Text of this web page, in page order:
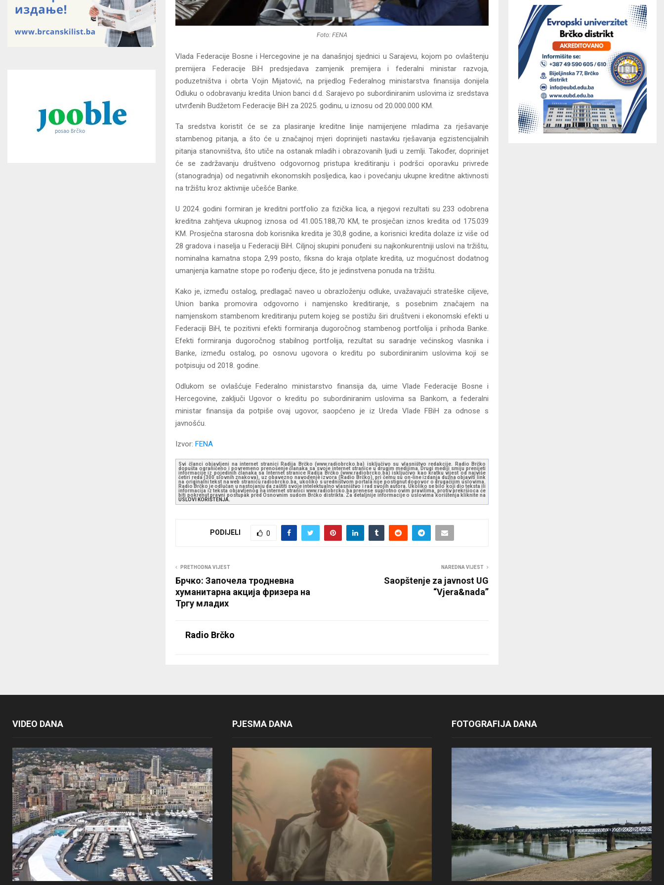
Foto: FENA
Vlada Federacije Bosne i Hercegovine je na današnjoj sjednici u Sarajevu, kojom po ovlaštenju
premijera Federacije BiH predsjedava zamjenik premijera i federalni ministar razvoja,
poduzetništva i obrta Vojin Mijatović, na prijedlog Federalnog ministarstva finansija donijela
Odluku o odobravanju kredita Union banci d.d. Sarajevo po subordiniranim uslovima iz sredstava
utvrđenih Budžetom Federacije BiH za 2025. godinu, u iznosu od 20.000.000 KM.
Ta sredstva koristit će se za plasiranje kreditne linije namijenjene mladima za rješavanje
stambenog pitanja, a što će u značajnoj mjeri doprinijeti nastavku rješavanja egzistencijalnih
pitanja stanovništva, što utiče na ostanak mladih i obrazovanih ljudi u zemlji. Također, doprinijet
će se zadržavanju društveno odgovornog pristupa kreditiranju i podršci oporavku privrede
(stanogradnja) od negativnih ekonomskih posljedica, kao i povećanju ukupne kreditne aktivnosti
na tržištu kroz aktivnije učešće Banke.
U 2024. godini formiran je kreditni portfolio za fizička lica, a njegovi rezultati su 233 odobrena
kreditna zahtjeva ukupnog iznosa od 41.005.188,70 KM, te prosječan iznos kredita od 175.039
KM. Prosječna starosna dob korisnika kredita je 30,8 godine, a korisnici kredita dolaze iz više od
28 gradova i naselja u Federaciji BiH. Ciljnoj skupini ponuđeni su najkonkurentniji uslovi na tržištu,
nominalna kamatna stopa 2,99 posto, fiksna do kraja otplate kredita, uz mogućnost dodatnog
umanjenja kamatne stope po rođenju djece, što je jedinstvena ponuda na tržištu.
Kako je, između ostalog, predlagač naveo u obrazloženju odluke, uvažavajući strateške ciljeve,
Union banka promovira odgovorno i namjensko kreditiranje, s posebnim značajem na
namjenskom stambenom kreditiranju putem kojeg se postižu širi društveni i ekonomski efekti u
Federaciji BiH, te pozitivni efekti formiranja dugoročnog stambenog portfolija i prihoda Banke.
Efekti formiranja dugoročnog stabilnog portfolija, rezultat su saradnje većinskog vlasnika i
Banke, između ostalog, po osnovu ugovora o kreditu po subordiniranim uslovima koji se
potpisuju od 2018. godine.
Odlukom se ovlašćuje Federalno ministarstvo finansija da, uime Vlade Federacije Bosne i
Hercegovine, zaključi Ugovor o kreditu po subordiniranim uslovima sa Bankom, a federalni
ministar finansija da potpiše ovaj ugovor, saopćeno je iz Ureda Vlade FBiH za odnose s
javnošću.
Izvor: FENA
Svi članci objavljeni na internet stranici Radija Brčko (www.radiobrcko.ba) isključivo su vlasništvo redakcije. Radio Brčko
dopušta ograničeno i povremeno prenošenje članaka sa svoje internet stranice u drugim medijima. Drugi mediji smiju prenijeti
informacije iz pojedinih članaka sa Internet stranice Radija Brčko (www.radiobrcko.ba) isključivo kao kratku vijest od najviše
četiri reda (300 slovnih znakova), uz obavezno navođenje izvora (Radio Brčko), pri čemu su on-line izdanja dužna objaviti link
na originalni tekst na web stranicu radiobrcko.ba, ukoliko s uredništvom portala nije postignut dogovor o drugačijim uslovima.
Radio Brčko je odlučan u nastojanju da zaštiti svoje intelektualno vlasništvo i rad svojih autora. Ukoliko se bilo koji dio teksta ili
informacija iz teksta objavljenog na internet stranici www.radiobrcko.ba prenese suprotno ovim pravilima, protiv prekršioca će
biti pokrenut pravni postupak pred Osnovnim sudom Brčko distrikta. Za detaljnije informacije o uslovima korištenja kliknite na
USLOVI KORIŠTENJA.
PODIJELI 0
PRETHODNA VIJEST
Брчко: Започела тродневна
хуманитарна акција фризера на
Тргу младих
NAREDNA VIJEST
Saopštenje za javnost UG
“Vjera&nada”
Radio Brčko
VIDEO DANA PJESMA DANA FOTOGRAFIJA DANA